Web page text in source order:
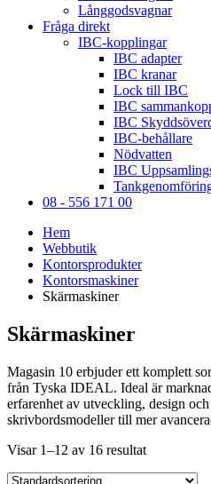
Långgodsvagnar
Fråga direkt
IBC-kopplingar
IBC adapter
IBC kranar
Lock till IBC
IBC
IBC
IBC-behållare
Nödvatten
IBC
08 - 556 171 00
Hem
Webbutik
Kontorsprodukter
Kontorsmaskiner
Skärmaskiner
Skärmaskiner
Magasin 10 erbjuder ett komplett
från Tyska IDEAL. Ideal är
erfarenhet av utveckling, design
skrivbordsmodeller till mer
Visar 1–12 av 16 resultat